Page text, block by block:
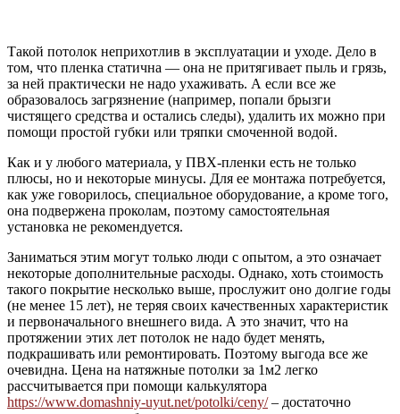
Такой потолок неприхотлив в эксплуатации и уходе. Дело в
том, что пленка статична — она не притягивает пыль и грязь,
за ней практически не надо ухаживать. А если все же
образовалось загрязнение (например, попали брызги
чистящего средства и остались следы), удалить их можно при
помощи простой губки или тряпки смоченной водой.
Как и у любого материала, у ПВХ-пленки есть не только
плюсы, но и некоторые минусы. Для ее монтажа потребуется,
как уже говорилось, специальное оборудование, а кроме того,
она подвержена проколам, поэтому самостоятельная
установка не рекомендуется.
Заниматься этим могут только люди с опытом, а это означает
некоторые дополнительные расходы. Однако, хоть стоимость
такого покрытие несколько выше, прослужит оно долгие годы
(не менее 15 лет), не теряя своих качественных характеристик
и первоначального внешнего вида. А это значит, что на
протяжении этих лет потолок не надо будет менять,
подкрашивать или ремонтировать. Поэтому выгода все же
очевидна. Цена на натяжные потолки за 1м2 легко
рассчитывается при помощи калькулятора
https://www.domashniy-uyut.net/potolki/ceny/– достаточно